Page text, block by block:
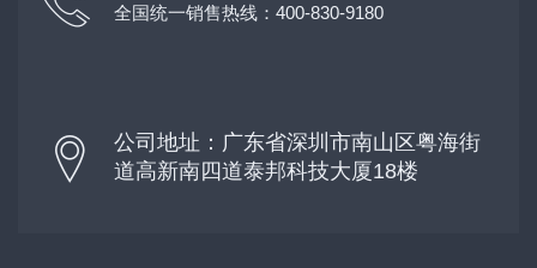
全国统一销售热线：400-830-9180
公司地址：广东省深圳市南山区粤海街
道高新南四道泰邦科技大厦18楼